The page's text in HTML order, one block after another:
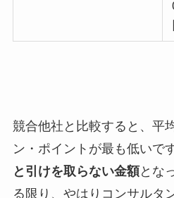
競合他社と比較すると、平
ン・ポイントが最も低いで
と引けを取らない金額とな
る限り、やはりコンサルタ